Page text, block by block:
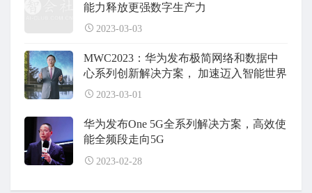
能力释放更强数字生产力
2023-03-03
MWC2023：华为发布极简网络和数据中
心系列创新解决方案， 加速迈入智能世界
2023-03-01
华为发布One 5G全系列解决方案，高效使
能全频段走向5G
2023-02-28